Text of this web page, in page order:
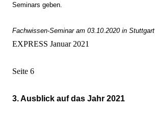
Seminars geben.
Fachwissen-Seminar am 03.10.2020 in Stuttgart
EXPRESS Januar 2021
Seite 6
3. Ausblick auf das Jahr 2021